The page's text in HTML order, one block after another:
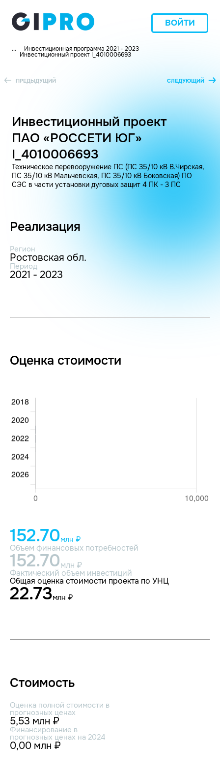
ВОЙТИ
... Инвестиционная программа 2021 - 2023
Инвестиционный проект I_4010006693
ПРЕДЫДУЩИЙ СЛЕДУЮЩИЙ
Инвестиционный проект
ПАО «РОССЕТИ ЮГ»
I_4010006693
Техническое перевооружение ПС (ПС 35/10 кВ В.Чирская,
ПС 35/10 кВ Мальчевская, ПС 35/10 кВ Боковская) ПО
СЭС в части установки дуговых защит 4 ПК - 3 ПС
Реализация
Регион
Ростовская обл.
Период
2021 - 2023
Оценка стоимости
152.70млн ₽
Объем финансовых потребностей
152.70млн ₽
Фактический объем инвестиций
Общая оценка стоимости проекта по УНЦ
22.73млн ₽
Стоимость
Оценка полной стоимости в
прогнозных ценах
5,53 млн ₽
Финансирование в
прогнозных ценах на 2024
0,00 млн ₽